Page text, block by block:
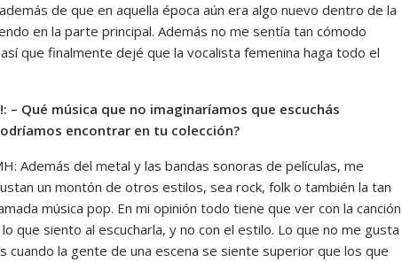
de que en aquella época aún era algo nuevo dentro de la
en la parte principal. Además no me sentía tan cómodo
que finalmente dejé que la vocalista femenina haga todo el
– Qué música que no imaginaríamos que escuchás
encontrar en tu colección?
Además del metal y las bandas sonoras de películas, me
un montón de otros estilos, sea rock, folk o también la tan
música pop. En mi opinión todo tiene que ver con la canción
que siento al escucharla, y no con el estilo. Lo que no me gusta
cuando la gente de una escena se siente superior que los que